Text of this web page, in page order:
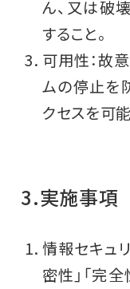
ん、又は破
すること。
可用性：故
ムの停止を
クセスを可
3.実施事項
情報セキュ
密性」「完